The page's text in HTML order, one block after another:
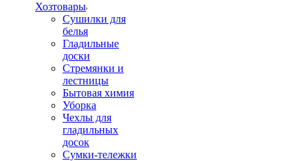
Хозтовары
Сушилки для
белья
Гладильные
доски
Стремянки и
лестницы
Бытовая химия
Уборка
Чехлы для
гладильных
досок
Сумки-тележки